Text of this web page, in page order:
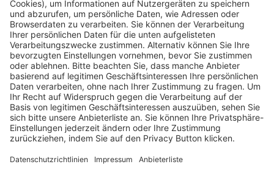
Pässe und Vereinswechsel
Trainerausbildung
Schulungsangebot Vereinsmitarbeiter
BFV-Geschäftsstellen
Trainerbörse
Login SpielPlus
FOLGE DEM BFV